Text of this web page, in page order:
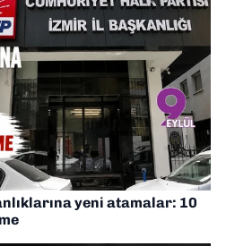
yeni atamalar: 10